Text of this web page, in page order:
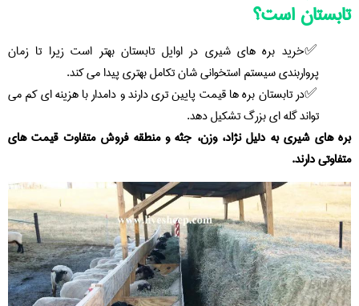
تابستان است؟
خرید بره های شیری در اوایل تابستان بهتر است زیرا تا زمان
پرواربندی سیستم استخوانی شان تکامل بهتری پیدا می کند.
در تابستان بره ها قیمت پایین تری دارند و دامدار با هزینه ای کم می
تواند گله ای بزرگ تشکیل دهد.
بره های شیری به دلیل نژاد، وزن، جثه و منطقه فروش متفاوت قیمت های
متفاوتی دارند.